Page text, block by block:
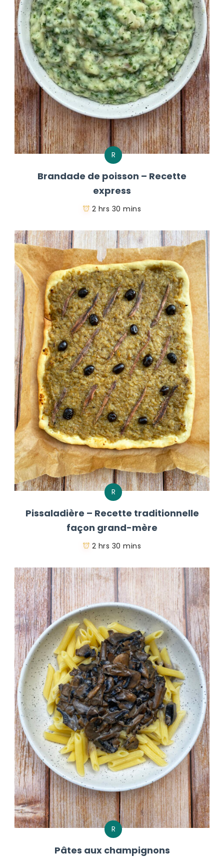
R
Brandade de poisson – Recette
express
2 hrs 30 mins
R
Pissaladière – Recette traditionnelle
façon grand-mère
2 hrs 30 mins
R
Pâtes aux champignons